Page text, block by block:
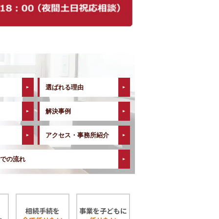
選ばれる理由
解決事例
アクセス・事務所紹介
の流れ
相続手続を
事業を子どもに